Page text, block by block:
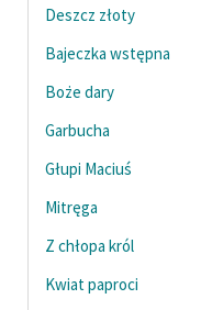
Deszcz złoty
Bajeczka wstępna
Boże dary
Garbucha
Głupi Maciuś
Mitręga
Z chłopa król
Kwiat paproci